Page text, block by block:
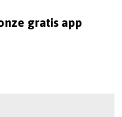
gratis app